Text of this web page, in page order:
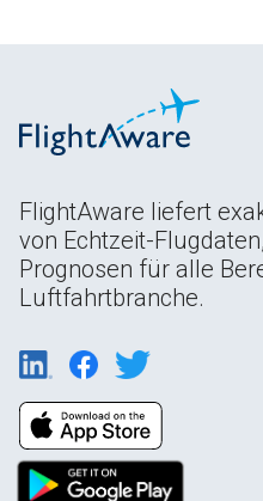
FlightAware liefert
von Echtzeit-
Prognosen für alle
Luftfahrtbranche.